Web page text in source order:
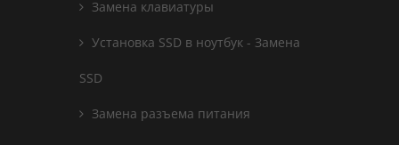
Замена клавиатуры
Установка SSD в ноутбук - Замена
SSD
Замена разъема питания